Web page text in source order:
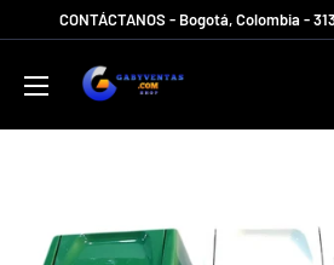
CONTÁCTANOS - Bogotá, Colombia -
Gabyventas
Shop